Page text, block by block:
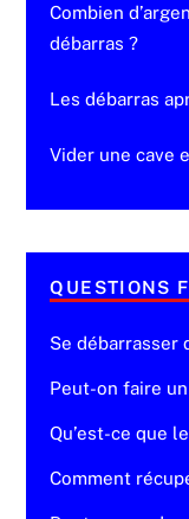
Combien
débarras ?
Les débarras
Vider une cave
QUESTIONS
Se débarrasser
Peut-on faire
Qu’est-ce que
Comment